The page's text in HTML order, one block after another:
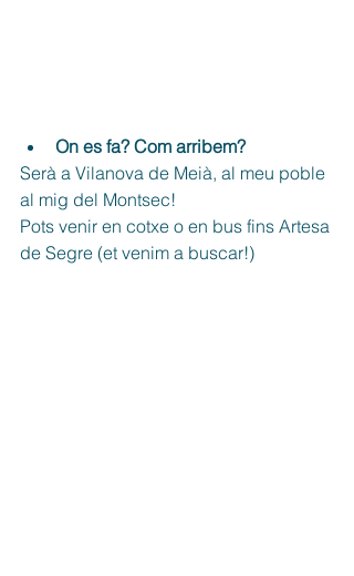
On es fa? Com arribem?
Serà a Vilanova de Meià, al meu poble
al mig del Montsec!
Pots venir en cotxe o en bus fins Artesa
de Segre (et venim a buscar!)